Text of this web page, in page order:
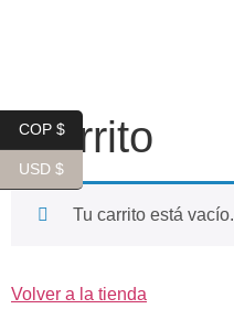
Carrito
Tu carrito está vacío.
Volver a la tienda
COP $
USD $